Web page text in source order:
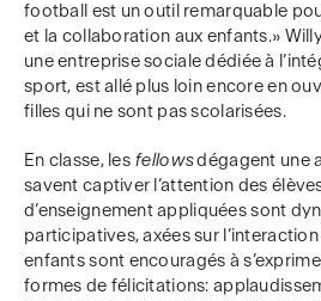
football est un outil remarquable
et la collaboration aux enfants.»
une entreprise sociale dédiée à
sport, est allé plus loin encore en
filles qui ne sont pas scolarisées.
En classe, les fellowsdégagent une
savent captiver l’attention des
d’enseignement appliquées sont
participatives, axées sur
enfants sont encouragés à
formes de félicitations: